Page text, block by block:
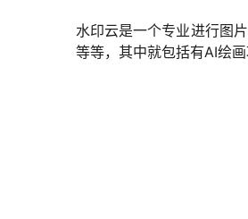
水印云是一个专业进行图
等等，其中就包括有AI绘